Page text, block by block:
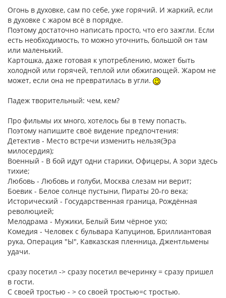
Огонь в духовке, сам по себе, уже горячий. И жаркий, если
в духовке с жаром всё в порядке.
Поэтому достаточно написать просто, что его зажгли. Если
есть необходимость, то можно уточнить, большой он там
или маленький.
Картошка, даже готовая к употреблению, может быть
холодной или горячей, теплой или обжигающей. Жаром не
может, если она не превратилась в угли.
Падеж творительный: чем, кем?
Про фильмы их много, хотелось бы в тему попасть.
Поэтому напишите своё видение предпочтения:
Детектив - Место встречи изменить нельзя(Эра
милосердия);
Военный - В бой идут одни старики, Офицеры, А зори здесь
тихие;
Любовь - Любовь и голуби, Москва слезам ни верит;
Боевик - Белое солнце пустыни, Пираты 20-го века;
Исторический - Государственная граница, Рождённая
революцией;
Мелодрама - Мужики, Белый Бим чёрное ухо;
Комедия - Человек с бульвара Капуцинов, Бриллиантовая
рука, Операция "Ы", Кавказская пленница, Джентльмены
удачи.
сразу посетил -> сразу посетил вечеринку = сразу пришел
в гости.
С своей тростью - > со своей тростью=с тростью.